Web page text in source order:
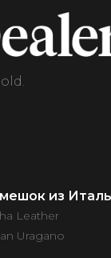
из
Leather
Uragano